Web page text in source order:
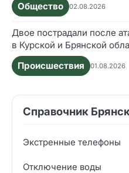
Общество
02.08.2026
Двое пострадали после
в Курской и Брянской
Происшествия
01.08.2026
Справочник
Экстренные телефоны
Отключение воды